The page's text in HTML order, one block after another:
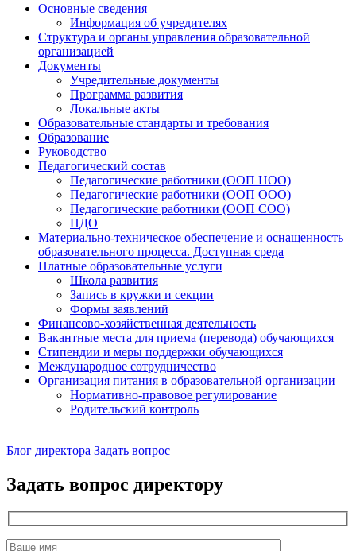
Основные сведения
Информация об учредителях
Структура и органы управления образовательной
организацией
Документы
Учредительные документы
Программа развития
Локальные акты
Образовательные стандарты и требования
Образование
Руководство
Педагогический состав
Педагогические работники (ООП НОО)
Педагогические работники (ООП ООО)
Педагогические работники (ООП СОО)
ПДО
Материально-техническое обеспечение и оснащенность
образовательного процесса. Доступная среда
Платные образовательные услуги
Школа развития
Запись в кружки и секции
Формы заявлений
Финансово-хозяйственная деятельность
Вакантные места для приема (перевода) обучающихся
Стипендии и меры поддержки обучающихся
Международное сотрудничество
Организация питания в образовательной организации
Нормативно-правовое регулирование
Родительский контроль
директор
Блог директора Задать вопрос
Задать вопрос директору